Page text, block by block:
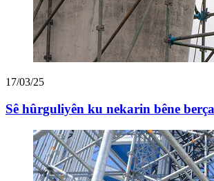
17/03/25
Sê hûrguliyên ku nekarin bêne